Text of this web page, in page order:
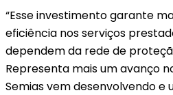
“Esse investimento garante
eficiência nos serviços
dependem da rede de
Representa mais um avanço
Semias vem desenvolvendo e